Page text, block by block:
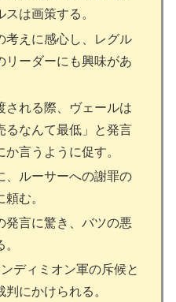
は画策する。
考えに感心し、レグル
リーダーにも興味があ
される際、ヴェールは
るなんて最低」と発言
言うように促す。
、ルーサーへの謝罪の
む。
発言に驚き、バツの悪
ディミオン軍の斥候と
にかけられる。